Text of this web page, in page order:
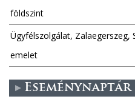
földszint
Ügyfélszolgálat, Zalaegerszeg,
emelet
Eseménynaptár